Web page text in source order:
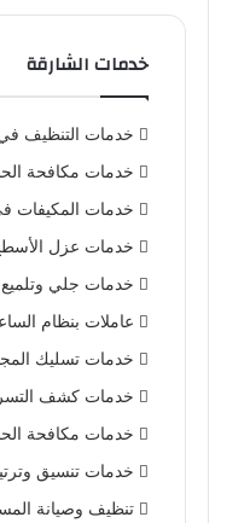
خدمات الشارقة
خدمات التنظيف
خدمات مكافحة
خدمات المكيفات
خدمات عزل
خدمات جلي
عاملات بنظام
خدمات تسليك
خدمات كشف
خدمات مكافحة
خدمات تنسيق
تنظيف وصيانة